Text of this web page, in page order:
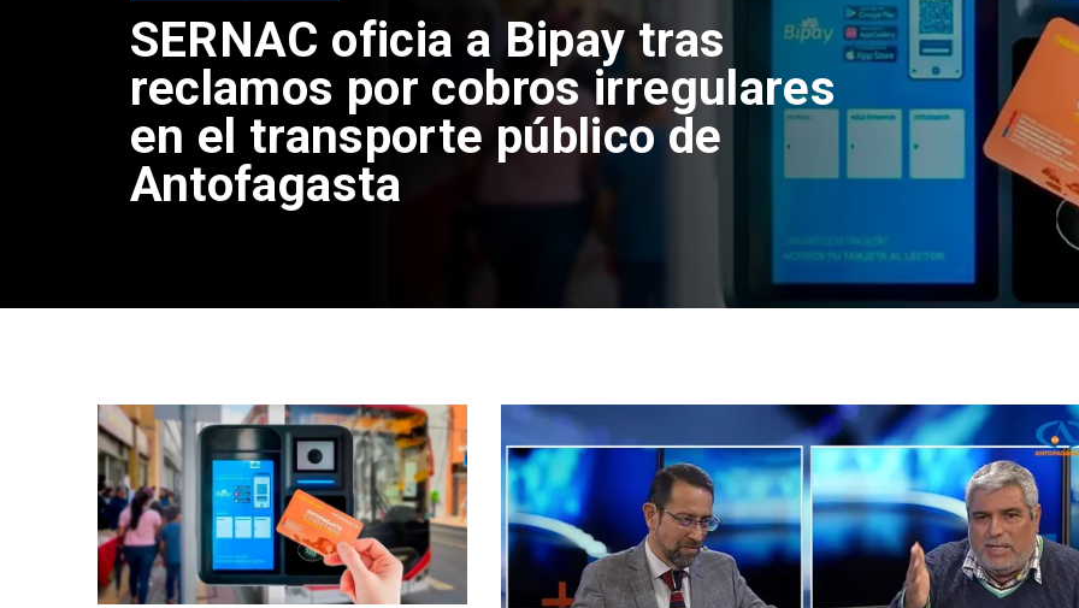
SERNAC oficia a Bipay tras
reclamos por cobros irregulares
en el transporte público de
Antofagasta